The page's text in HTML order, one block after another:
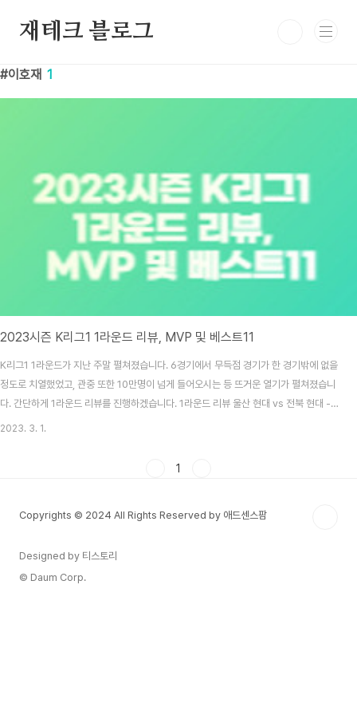
재테크 블로그
이호재 1
2023시즌 K리그1 1라운드 리뷰, MVP 및 베스트11
K리그1 1라운드가 지난 주말 펼쳐졌습니다. 6경기에서 무득점 경기가 한 경기밖에 없을
정도로 치열했었고, 관중 또한 10만명이 넘게 들어오시는 등 뜨거운 열기가 펼쳐졌습니
다. 간단하게 1라운드 리뷰를 진행하겠습니다. 1라운드 리뷰 울산 현대 vs 전북 현대 - 1
라운드 Best Match 지난시즌 우승팀과 준우승팀이 개막전에서 다시 만났습니다. 홍명
드 1라운드부터 경인..
2023. 3. 1.
1
Copyrights © 2024 All Rights Reserved by 애드센스팜
Designed by 티스토리
© Daum Corp.